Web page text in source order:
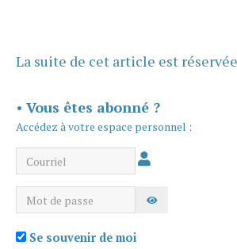
La suite de cet article est
• Vous êtes abonné ?
Accédez à votre espace personnel :
Courriel
Mot de passe AFFICHER LE
Se souvenir de moi